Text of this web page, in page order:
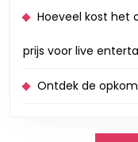
Hoeveel kost het
prijs voor live
Ontdek de